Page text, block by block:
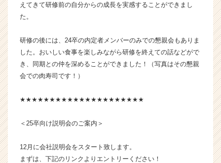
ア
e
r
C
e
r）
えてきて研修前の自分からの成長を実感することができまし
た。
研修の後には、24卒の内定者メンバーのみでの懇親会もありま
した。おいしい食事を楽しみながら研修を終えての話などがで
き、同期との仲を深めることができました！（写真はその懇親
会での肉寿司です！）
★★★★★★★★★★★★★★★★★★★★★
＜25卒向け説明会のご案内＞
12月に会社説明会をスタート致します。
まずは、下記のリンクよりエントリーください！